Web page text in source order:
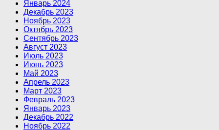
Январь 2024
Декабрь 2023
Ноябрь 2023
Октябрь 2023
Сентябрь 2023
Август 2023
Июль 2023
Июнь 2023
Май 2023
Апрель 2023
Март 2023
Февраль 2023
Январь 2023
Декабрь 2022
Ноябрь 2022